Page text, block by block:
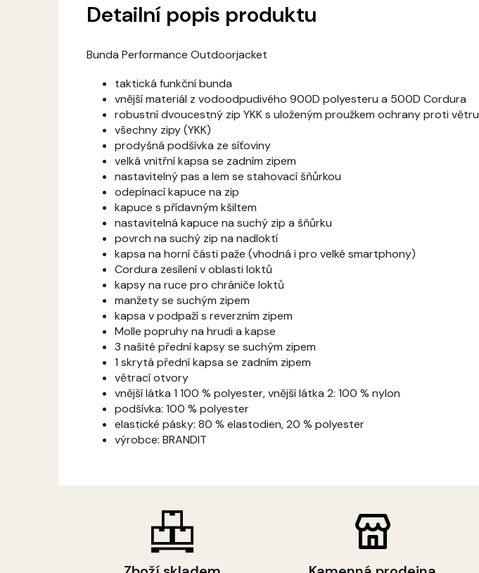
Detailní popis produktu
Bunda Performance Outdoorjacket
taktická funkční bunda
vnější materiál z vodoodpudivého 900D polyesteru a 500D Cordura
robustní dvoucestný zip YKK s uloženým proužkem ochrany proti větru
všechny zipy (YKK)
prodyšná podšívka ze síťoviny
velká vnitřní kapsa se zadním zipem
nastavitelný pas a lem se stahovací šňůrkou
odepínací kapuce na zip
kapuce s přídavným kšiltem
nastavitelná kapuce na suchý zip a šňůrku
povrch na suchý zip na nadloktí
kapsa na horní části paže (vhodná i pro velké smartphony)
Cordura zesílení v oblasti loktů
kapsy na ruce pro chrániče loktů
manžety se suchým zipem
kapsa v podpaží s reverzním zipem
Molle popruhy na hrudi a kapse
3 našité přední kapsy se suchým zipem
1 skrytá přední kapsa se zadním zipem
větrací otvory
vnější látka 1 100 % polyester, vnější látka 2: 100 % nylon
podšívka: 100 % polyester
elastické pásky: 80 % elastodien, 20 % polyester
výrobce: BRANDIT